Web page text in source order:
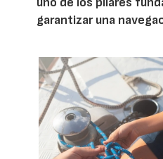
garantizar una